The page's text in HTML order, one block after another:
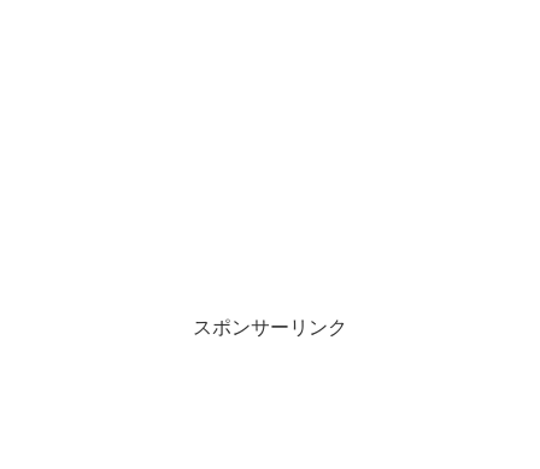
スポンサーリンク